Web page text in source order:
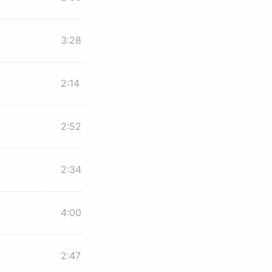
3:28
2:14
2:52
2:34
4:00
2:47